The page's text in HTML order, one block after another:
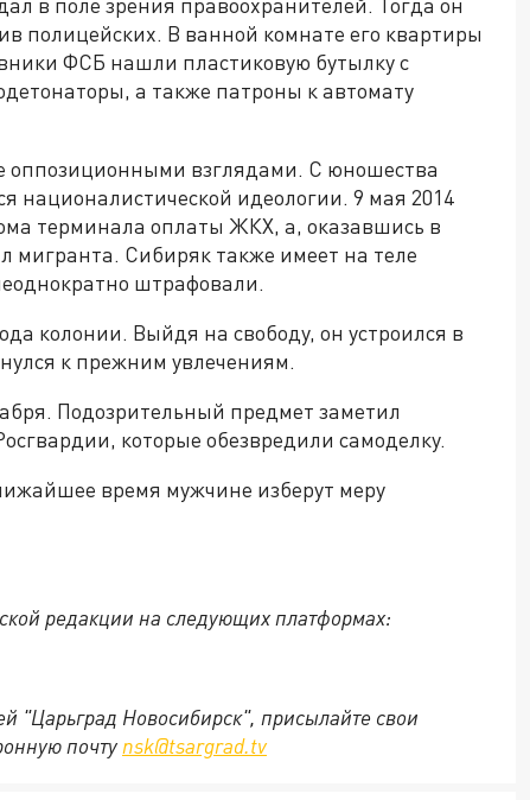
полицейских. В ванной комнате его квартиры
ФСБ нашли пластиковую бутылку с
а также патроны к автомату
оппозиционными взглядами. С юношества
националистической идеологии. 9 мая 2014
терминала оплаты ЖКХ, а, оказавшись в
мигранта. Сибиряк также имеет на теле
штрафовали.
колонии. Выйдя на свободу, он устроился в
к прежним увлечениям.
Подозрительный предмет заметил
которые обезвредили самоделку.
время мужчине изберут меру
редакции на следующих платформах:
"Царьград Новосибирск", присылайте свои
почту nsk@tsargrad.tv